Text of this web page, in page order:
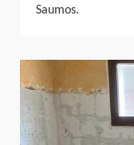
Saumos.